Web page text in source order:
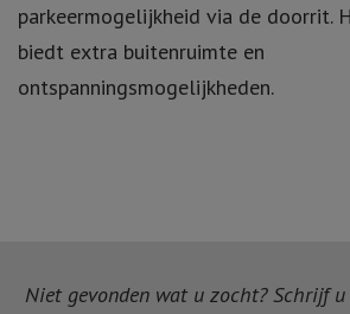
parkeermogelijkheid via de doorrit.
biedt extra buitenruimte en
ontspanningsmogelijkheden.
Niet gevonden wat u zocht? Schrijf